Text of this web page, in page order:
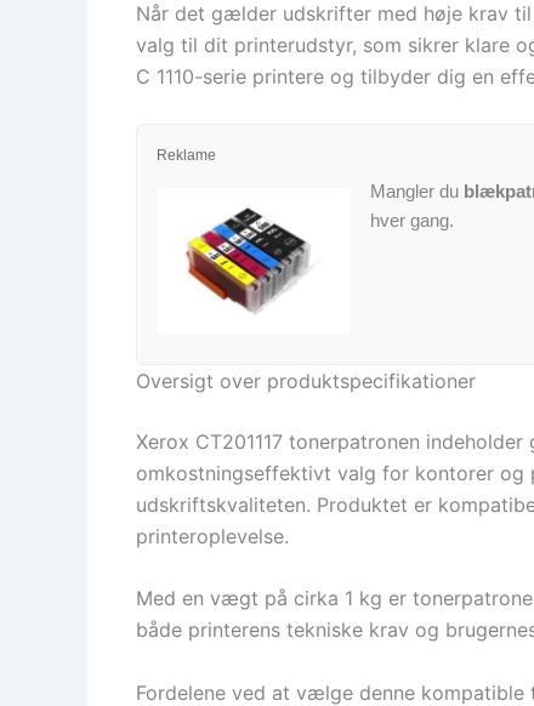
Når det gælder udskrifter med høje krav
valg til dit printerudstyr, som sikrer klare
C 1110-serie printere og tilbyder dig en
Reklame
Mangler du
hver gang.
Oversigt over produktspecifikationer
Xerox CT201117 tonerpatronen
omkostningseffektivt valg for kontorer og
udskriftskvaliteten. Produktet er
printeroplevelse.
Med en vægt på cirka 1 kg er
både printerens tekniske krav og
Fordelene ved at vælge denne kompatible